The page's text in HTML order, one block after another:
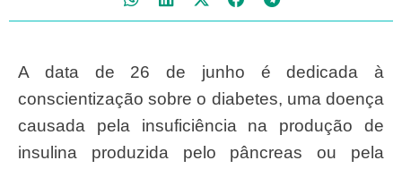
A data de 26 de junho é dedicada à
conscientização sobre o diabetes, uma doença
causada pela insuficiência na produção de
insulina produzida pelo pâncreas ou pela